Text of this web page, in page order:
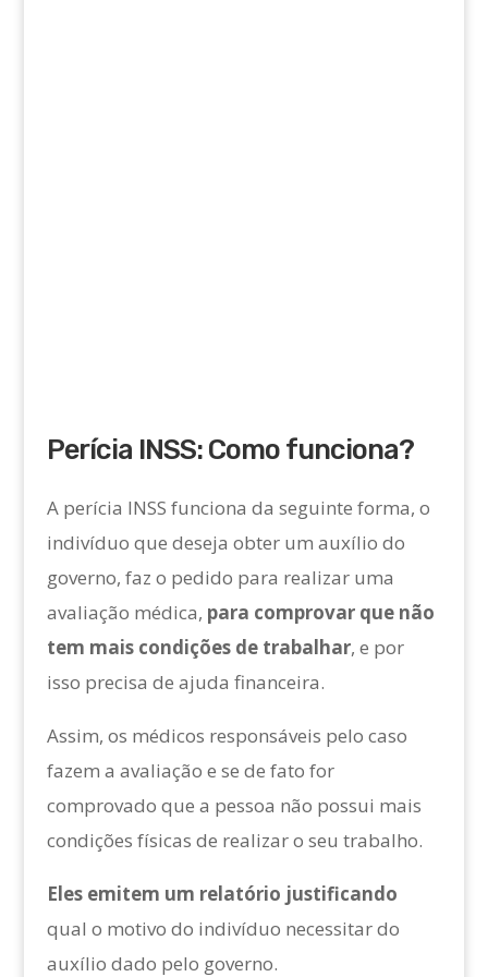
Perícia INSS: Como funciona?
A perícia INSS funciona da seguinte forma, o
indivíduo que deseja obter um auxílio do
governo, faz o pedido para realizar uma
avaliação médica, para comprovar que não
tem mais condições de trabalhar, e por
isso precisa de ajuda financeira.
Assim, os médicos responsáveis pelo caso
fazem a avaliação e se de fato for
comprovado que a pessoa não possui mais
condições físicas de realizar o seu trabalho.
Eles emitem um relatório justificando
qual o motivo do indivíduo necessitar do
auxílio dado pelo governo.